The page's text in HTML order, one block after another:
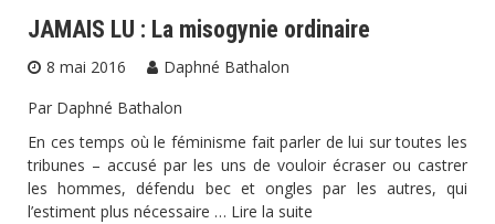
JAMAIS LU : La misogynie ordinaire
8 mai 2016
Daphné Bathalon
Par Daphné Bathalon
En ces temps où le féminisme fait parler de lui sur toutes les
tribunes – accusé par les uns de vouloir écraser ou castrer
les hommes, défendu bec et ongles par les autres, qui
l’estiment plus nécessaire … Lire la suite